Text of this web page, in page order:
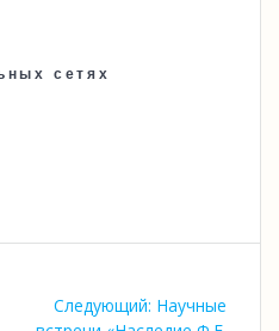
сетях
Следующий: Следующая
Научные